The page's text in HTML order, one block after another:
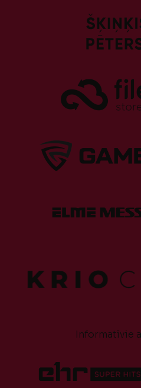
Informatīvie